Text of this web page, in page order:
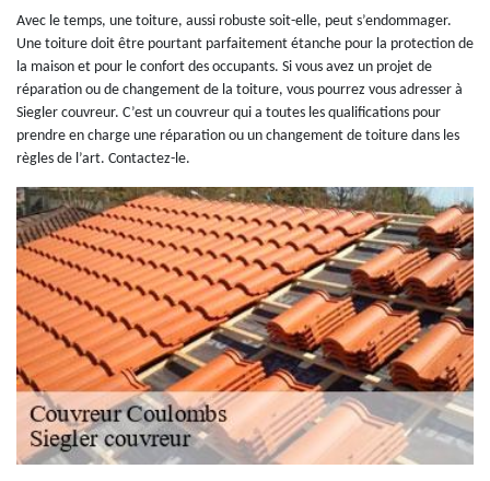
Avec le temps, une toiture, aussi robuste soit-elle, peut s’endommager.
Une toiture doit être pourtant parfaitement étanche pour la protection de
la maison et pour le confort des occupants. Si vous avez un projet de
réparation ou de changement de la toiture, vous pourrez vous adresser à
Siegler couvreur. C’est un couvreur qui a toutes les qualifications pour
prendre en charge une réparation ou un changement de toiture dans les
règles de l’art. Contactez-le.